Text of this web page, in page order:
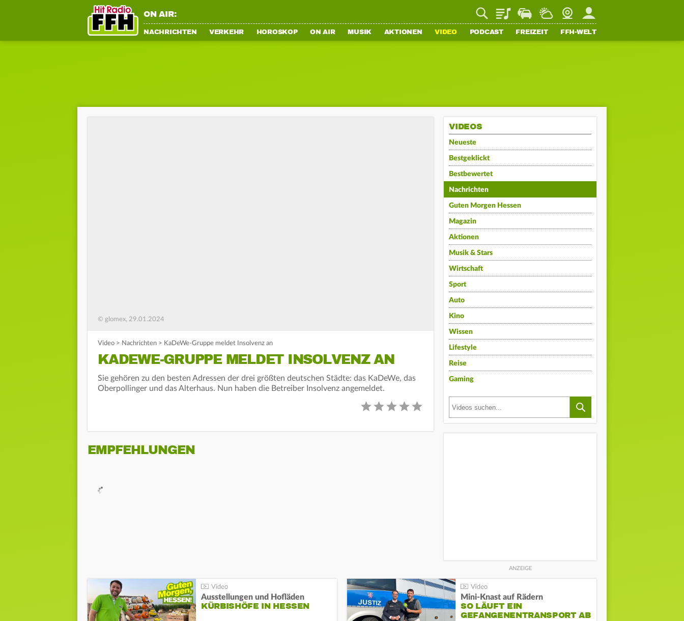
ON AIR: PlaylistStaupilotWetterWebcamMein FFH
NACHRICHTEN VERKEHR HOROSKOP ON AIR MUSIK AKTIONEN VIDEO PODCAST FREIZEIT FFH-WELT
© glomex, 29.01.2024
Video > Nachrichten > KaDeWe-Gruppe meldet Insolvenz an
KADEWE-GRUPPE MELDET INSOLVENZ AN
Sie gehören zu den besten Adressen der drei größten deutschen Städte: das KaDeWe, das
Oberpollinger und das Alterhaus. Nun haben die Betreiber Insolvenz angemeldet.
EMPFEHLUNGEN
VIDEOS
Neueste
Bestgeklickt
Bestbewertet
Nachrichten
Guten Morgen Hessen
Magazin
Aktionen
Musik & Stars
Wirtschaft
Sport
Auto
Kino
Wissen
Lifestyle
Reise
Gaming
Ausstellungen und Hofläden
KÜRBISHÖFE IN HESSEN
Mini-Knast auf Rädern
SO LÄUFT EIN
GEFANGENENTRANSPORT AB